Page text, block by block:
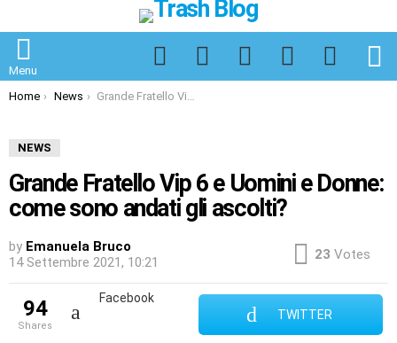
Menu
Facebook
Twitter
Instagram
Spotify
TikTok
You are here:
Home News Grande Fratello Vip 6 e Uomini e Donne: come sono andati gli ascolti?
NEWS
Grande Fratello Vip 6 e Uomini e Donne:
come sono andati gli ascolti?
by Emanuela Bruco
14 Settembre 2021, 10:21
23 Votes
94
shares
Facebook
TWITTER